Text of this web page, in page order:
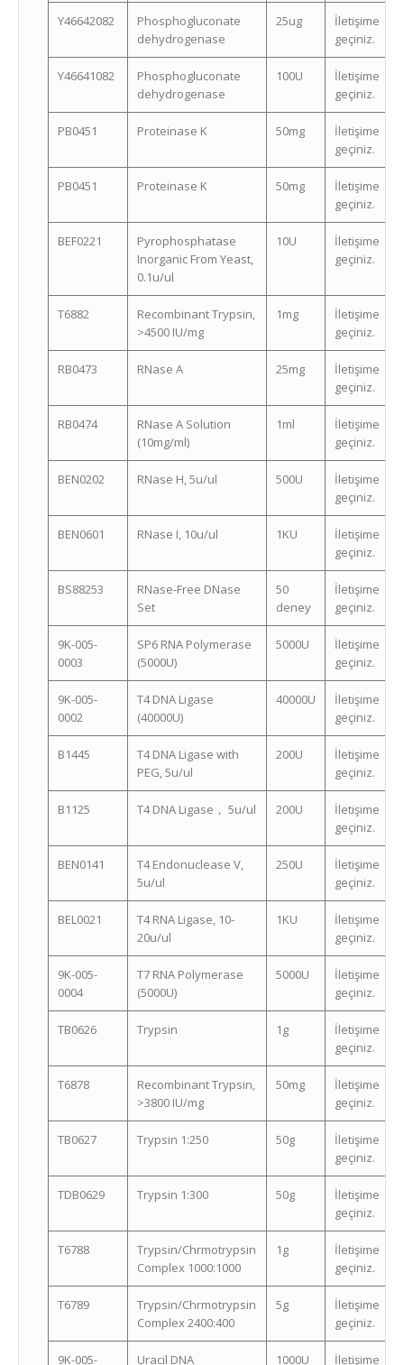
Y46642082
Phosphogluconate
dehydrogenase
25ug
İletişime
geçiniz.
Y46641082
Phosphogluconate
dehydrogenase
100U
İletişime
geçiniz.
PB0451 Proteinase K 50mg
İletişime
geçiniz.
PB0451 Proteinase K 50mg
İletişime
geçiniz.
BEF0221
Pyrophosphatase
Inorganic From Yeast,
0.1u/ul
10U
İletişime
geçiniz.
T6882
Recombinant Trypsin,
>4500 IU/mg
1mg
İletişime
geçiniz.
RB0473 RNase A 25mg
İletişime
geçiniz.
RB0474
RNase A Solution
(10mg/ml)
1ml
İletişime
geçiniz.
BEN0202 RNase H, 5u/ul 500U
İletişime
geçiniz.
BEN0601 RNase I, 10u/ul 1KU
İletişime
geçiniz.
BS88253
RNase-Free DNase
Set
50
deney
İletişime
geçiniz.
9K-005-
0003
SP6 RNA Polymerase
(5000U)
5000U
İletişime
geçiniz.
9K-005-
0002
T4 DNA Ligase
(40000U)
40000U
İletişime
geçiniz.
B1445
T4 DNA Ligase with
PEG, 5u/ul
200U
İletişime
geçiniz.
B1125 T4 DNA Ligase， 5u/ul 200U
İletişime
geçiniz.
BEN0141
T4 Endonuclease V,
5u/ul
250U
İletişime
geçiniz.
BEL0021
T4 RNA Ligase, 10-
20u/ul
1KU
İletişime
geçiniz.
9K-005-
0004
T7 RNA Polymerase
(5000U)
5000U
İletişime
geçiniz.
TB0626 Trypsin 1g
İletişime
geçiniz.
T6878
Recombinant Trypsin,
>3800 IU/mg
50mg
İletişime
geçiniz.
TB0627 Trypsin 1:250 50g
İletişime
geçiniz.
TDB0629 Trypsin 1:300 50g
İletişime
geçiniz.
T6788
Trypsin/Chrmotrypsin
Complex 1000:1000
1g
İletişime
geçiniz.
T6789
Trypsin/Chrmotrypsin
Complex 2400:400
5g
İletişime
geçiniz.
9K-005- Uracil DNA 1000U İletişime